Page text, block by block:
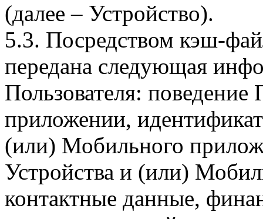
(далее – Устройство).
5.3. Посредством кэш-
передана следующая
Пользователя:
приложении,
(или) Мобильного
Устройства и (или)
контактные данные,